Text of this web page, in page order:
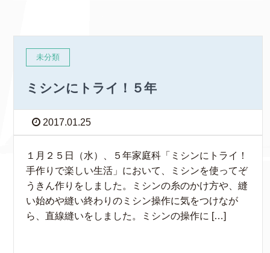
未分類
ミシンにトライ！５年
2017.01.25
１月２５日（水）、５年家庭科「ミシンにトライ！
手作りで楽しい生活」において、ミシンを使ってぞ
うきん作りをしました。ミシンの糸のかけ方や、縫
い始めや縫い終わりのミシン操作に気をつけなが
ら、直線縫いをしました。ミシンの操作に […]